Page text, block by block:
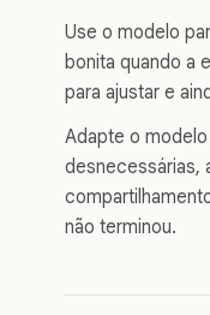
Use o modelo
bonita quando a
para ajustar e
Adapte o
desnecessárias,
não terminou.